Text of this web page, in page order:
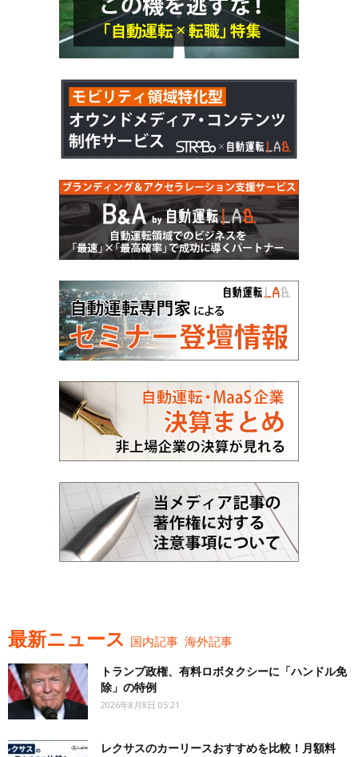
最新ニュース 国内記事 海外記事
トランプ政権、有料ロボタクシーに「ハンドル免
除」の特例
2026年8月8日 05:21
レクサスのカーリースおすすめを比較！月額料